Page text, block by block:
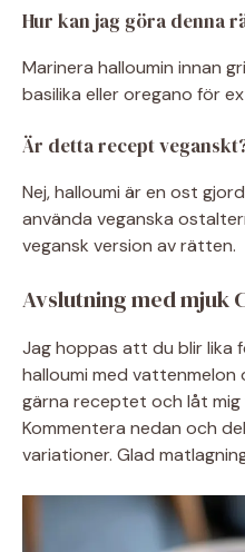
Hur kan jag göra denna
Marinera halloumin innan
basilika eller oregano för
Är detta recept
Nej, halloumi är en ost
använda veganska
vegansk version av rätten.
Avslutning med mjuk
Jag hoppas att du blir lika
halloumi med vattenmelon
gärna receptet och låt
Kommentera nedan och
variationer. Glad